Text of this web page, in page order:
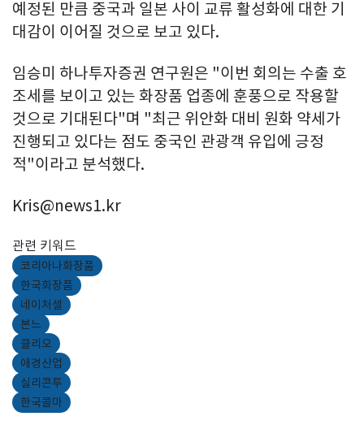
예정된 만큼 중국과 일본 사이 교류 활성화에 대한 기
대감이 이어질 것으로 보고 있다.
임승미 하나투자증권 연구원은 "이번 회의는 수출 호
조세를 보이고 있는 화장품 업종에 훈풍으로 작용할
것으로 기대된다"며 "최근 위안화 대비 원화 약세가
진행되고 있다는 점도 중국인 관광객 유입에 긍정
적"이라고 분석했다.
Kris@news1.kr
관련 키워드
코리아나화장품
한국화장품
네이처셀
본느
클리오
애경산업
실리콘투
한국콜마